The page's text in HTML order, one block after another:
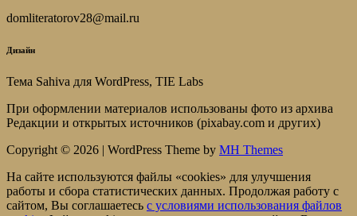
domliteratorov28@mail.ru
Дизайн
Тема Sahiva для WordPress, TIE Labs
При оформлении материалов использованы фото из архива
Редакции и открытых источников (pixabay.com и других)
Copyright © 2026 | WordPress Theme by MH Themes
На сайте используются файлы «cookies» для улучшения
работы и сбора статистических данных. Продолжая работу с
сайтом, Вы соглашаетесь c условиями использования файлов